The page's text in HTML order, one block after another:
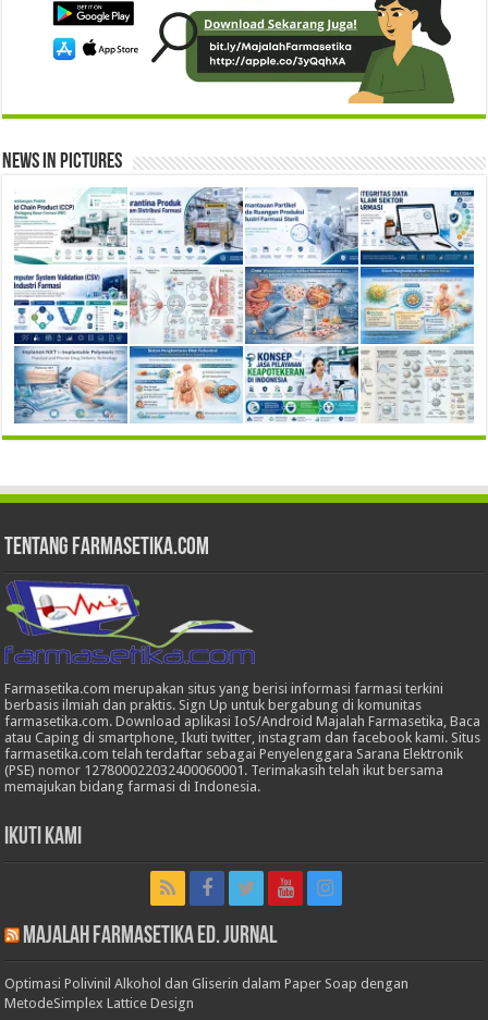
News in Pictures
Tentang Farmasetika.com
Farmasetika.com merupakan situs yang berisi informasi farmasi terkini
berbasis ilmiah dan praktis. Sign Up untuk bergabung di komunitas
farmasetika.com. Download aplikasi IoS/Android Majalah Farmasetika, Baca
atau Caping di smartphone, Ikuti twitter, instagram dan facebook kami. Situs
farmasetika.com telah terdaftar sebagai Penyelenggara Sarana Elektronik
(PSE) nomor 127800022032400060001. Terimakasih telah ikut bersama
memajukan bidang farmasi di Indonesia.
Ikuti Kami
Majalah Farmasetika Ed. Jurnal
Optimasi Polivinil Alkohol dan Gliserin dalam Paper Soap dengan
MetodeSimplex Lattice Design